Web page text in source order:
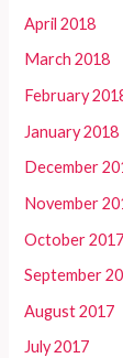
April 2018
March 2018
February
January 2018
December
November
October 2017
September
August 2017
July 2017